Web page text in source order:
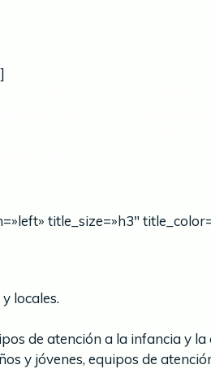
title_size=»h3″
locales.
de atención a la infancia y
y jóvenes, equipos de